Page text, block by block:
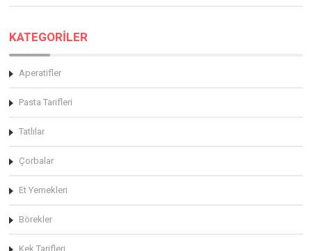
KATEGORİLER
Aperatifler
Pasta Tarifleri
Tatlılar
Çorbalar
Et Yemekleri
Börekler
Kek Tarifleri